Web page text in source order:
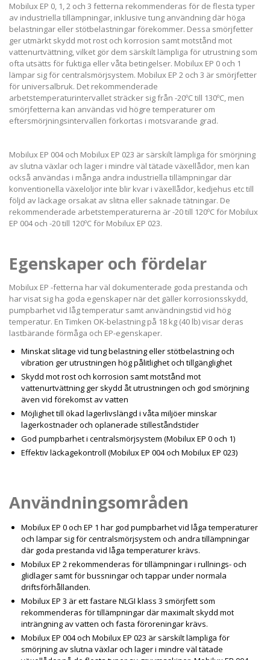
Mobilux EP 0, 1, 2 och 3 fetterna rekommenderas för de flesta typer
av industriella tillämpningar, inklusive tung användning där höga
belastningar eller stötbelastningar förekommer. Dessa smörjfetter
ger utmärkt skydd mot rost och korrosion samt motstånd mot
vattenurtvättning, vilket gör dem särskilt lämpliga för utrustning som
ofta utsätts för fuktiga eller våta betingelser. Mobilux EP 0 och 1
lämpar sig för centralsmörjsystem. Mobilux EP 2 och 3 är smörjfetter
för universalbruk. Det rekommenderade
arbetstemperaturintervallet sträcker sig från -20ºC till 130ºC, men
smörjfetterna kan användas vid högre temperaturer om
eftersmörjningsintervallen förkortas i motsvarande grad.
Mobilux EP 004 och Mobilux EP 023 är särskilt lämpliga för smörjning
av slutna växlar och lager i mindre väl tätade växellådor, men kan
också användas i många andra industriella tillämpningar där
konventionella växeloljor inte blir kvar i växellådor, kedjehus etc till
följd av läckage orsakat av slitna eller saknade tätningar. De
rekommenderade arbetstemperaturerna är -20 till 120ºC för Mobilux
EP 004 och -20 till 120ºC för Mobilux EP 023.
Egenskaper och fördelar
Mobilux EP -fetterna har väl dokumenterade goda prestanda och
har visat sig ha goda egenskaper när det gäller korrosionsskydd,
pumpbarhet vid låg temperatur samt användningstid vid hög
temperatur. En Timken OK-belastning på 18 kg (40 lb) visar deras
lastbärande förmåga och EP-egenskaper.
Minskat slitage vid tung belastning eller stötbelastning och
vibration ger utrustningen hög pålitlighet och tillgänglighet
Skydd mot rost och korrosion samt motstånd mot
vattenurtvättning ger skydd åt utrustningen och god smörjning
även vid förekomst av vatten
Möjlighet till ökad lagerlivslängd i våta miljöer minskar
lagerkostnader och oplanerade stilleståndstider
God pumpbarhet i centralsmörjsystem (Mobilux EP 0 och 1)
Effektiv läckagekontroll (Mobilux EP 004 och Mobilux EP 023)
Användningsområden
Mobilux EP 0 och EP 1 har god pumpbarhet vid låga temperaturer
och lämpar sig för centralsmörjsystem och andra tillämpningar
där goda prestanda vid låga temperaturer krävs.
Mobilux EP 2 rekommenderas för tillämpningar i rullnings- och
glidlager samt för bussningar och tappar under normala
driftsförhållanden.
Mobilux EP 3 är ett fastare NLGI klass 3 smörjfett som
rekommenderas för tillämpningar där maximalt skydd mot
inträngning av vatten och fasta föroreningar krävs.
Mobilux EP 004 och Mobilux EP 023 är särskilt lämpliga för
smörjning av slutna växlar och lager i mindre väl tätade